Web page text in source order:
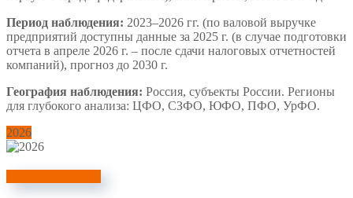
Период наблюдения: 2023–2026 гг. (по валовой выручке
предприятий доступны данные за 2025 г. (в случае подготовки
отчета в апреле 2026 г. – после сдачи налоговых отчетностей
компаний), прогноз до 2030 г.
География наблюдения: Россия, субъекты России. Регионы
для глубокого анализа: ЦФО, СЗФО, ЮФО, ПФО, УрФО.
2026